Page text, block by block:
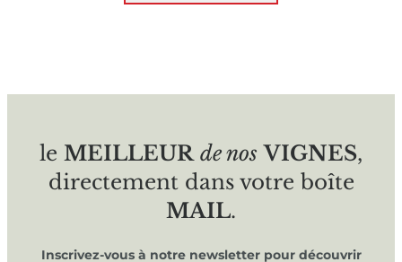
le MEILLEUR de nos VIGNES,
directement dans votre boîte
MAIL.
Inscrivez-vous à notre newsletter pour découvrir